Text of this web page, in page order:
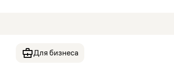
Для бизнеса